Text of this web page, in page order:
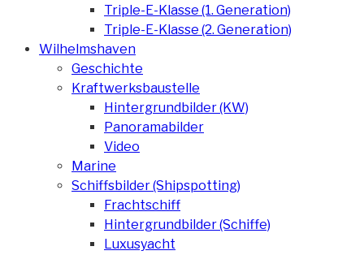
Triple-E-Klasse (1. Generation)
Triple-E-Klasse (2. Generation)
Wilhelmshaven
Geschichte
Kraftwerksbaustelle
Hintergrundbilder (KW)
Panoramabilder
Video
Marine
Schiffsbilder (Shipspotting)
Frachtschiff
Hintergrundbilder (Schiffe)
Luxusyacht